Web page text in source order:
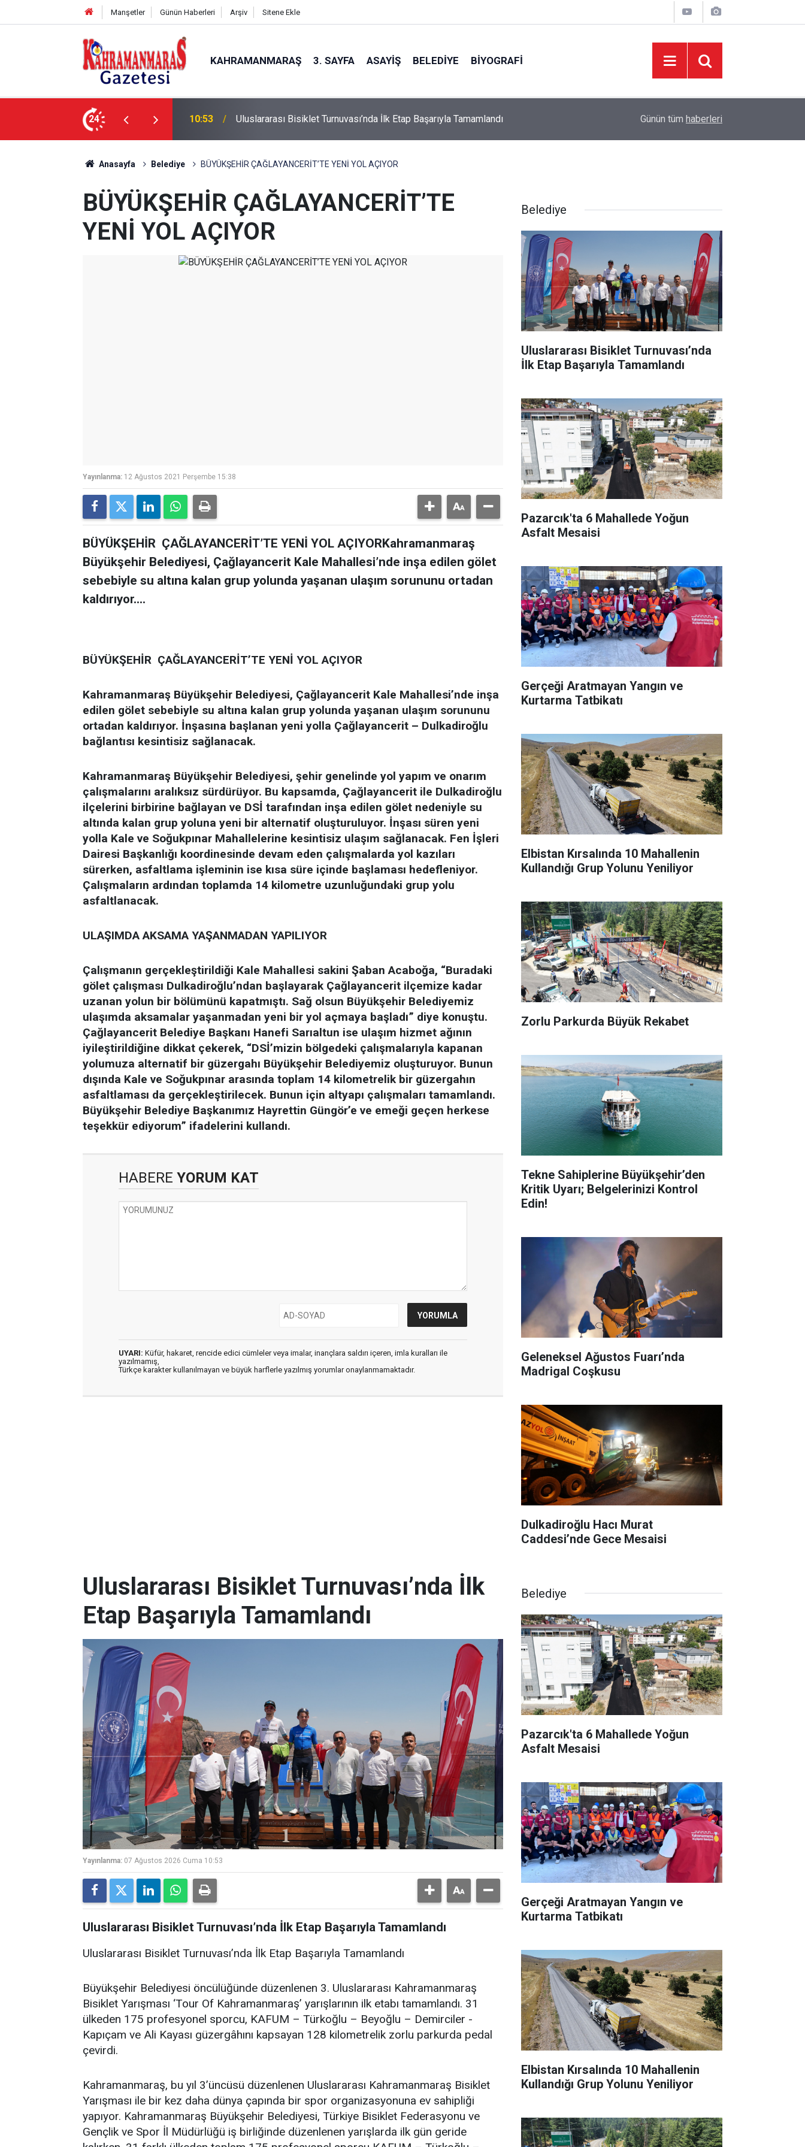
Manşetler Günün Haberleri Arşiv Sitene Ekle
KAHRAMANMARAŞ 3. SAYFA ASAYIŞ BELEDIYE BIYOGRAFI
24
İlk Etap Başarıyla Tamamlandı 10:09 Sonumuz Yakın mı? Sonumuz Yakın mı?
Günün tüm haberleri
Anasayfa Belediye BÜYÜKŞEHİR ÇAĞLAYANCERİT’TE YENİ YOL AÇIYOR
BÜYÜKŞEHİR ÇAĞLAYANCERİT’TE
YENİ YOL AÇIYOR
Yayınlanma: 12 Ağustos 2021 Perşembe 15:38
BÜYÜKŞEHİR ÇAĞLAYANCERİT’TE YENİ YOL AÇIYORKahramanmaraş
Büyükşehir Belediyesi, Çağlayancerit Kale Mahallesi’nde inşa edilen gölet
sebebiyle su altına kalan grup yolunda yaşanan ulaşım sorununu ortadan
kaldırıyor....
BÜYÜKŞEHİR ÇAĞLAYANCERİT’TE YENİ YOL AÇIYOR
Kahramanmaraş Büyükşehir Belediyesi, Çağlayancerit Kale Mahallesi’nde inşa
edilen gölet sebebiyle su altına kalan grup yolunda yaşanan ulaşım sorununu
ortadan kaldırıyor. İnşasına başlanan yeni yolla Çağlayancerit – Dulkadiroğlu
bağlantısı kesintisiz sağlanacak.
Kahramanmaraş Büyükşehir Belediyesi, şehir genelinde yol yapım ve onarım
çalışmalarını aralıksız sürdürüyor. Bu kapsamda, Çağlayancerit ile Dulkadiroğlu
ilçelerini birbirine bağlayan ve DSİ tarafından inşa edilen gölet nedeniyle su
altında kalan grup yoluna yeni bir alternatif oluşturuluyor. İnşası süren yeni
yolla Kale ve Soğukpınar Mahallelerine kesintisiz ulaşım sağlanacak. Fen İşleri
Dairesi Başkanlığı koordinesinde devam eden çalışmalarda yol kazıları
sürerken, asfaltlama işleminin ise kısa süre içinde başlaması hedefleniyor.
Çalışmaların ardından toplamda 14 kilometre uzunluğundaki grup yolu
asfaltlanacak.
ULAŞIMDA AKSAMA YAŞANMADAN YAPILIYOR
Çalışmanın gerçekleştirildiği Kale Mahallesi sakini Şaban Acaboğa, “Buradaki
gölet çalışması Dulkadiroğlu’ndan başlayarak Çağlayancerit ilçemize kadar
uzanan yolun bir bölümünü kapatmıştı. Sağ olsun Büyükşehir Belediyemiz
ulaşımda aksamalar yaşanmadan yeni bir yol açmaya başladı” diye konuştu.
Çağlayancerit Belediye Başkanı Hanefi Sarıaltun ise ulaşım hizmet ağının
iyileştirildiğine dikkat çekerek, “DSİ’mizin bölgedeki çalışmalarıyla kapanan
yolumuza alternatif bir güzergahı Büyükşehir Belediyemiz oluşturuyor. Bunun
dışında Kale ve Soğukpınar arasında toplam 14 kilometrelik bir güzergahın
asfaltlaması da gerçekleştirilecek. Bunun için altyapı çalışmaları tamamlandı.
Büyükşehir Belediye Başkanımız Hayrettin Güngör’e ve emeği geçen herkese
teşekkür ediyorum” ifadelerini kullandı.
HABERE YORUM KAT
UYARI: Küfür, hakaret, rencide edici cümleler veya imalar, inançlara saldırı içeren, imla kuralları ile
yazılmamış,
Türkçe karakter kullanılmayan ve büyük harflerle yazılmış yorumlar onaylanmamaktadır.
Belediye
Uluslararası Bisiklet Turnuvası’nda
İlk Etap Başarıyla Tamamlandı
Pazarcık'ta 6 Mahallede Yoğun
Asfalt Mesaisi
Gerçeği Aratmayan Yangın ve
Kurtarma Tatbikatı
Elbistan Kırsalında 10 Mahallenin
Kullandığı Grup Yolunu Yeniliyor
Zorlu Parkurda Büyük Rekabet
Tekne Sahiplerine Büyükşehir’den
Kritik Uyarı; Belgelerinizi Kontrol
Edin!
Geleneksel Ağustos Fuarı’nda
Madrigal Coşkusu
Dulkadiroğlu Hacı Murat
Caddesi’nde Gece Mesaisi
Uluslararası Bisiklet Turnuvası’nda İlk
Etap Başarıyla Tamamlandı
Yayınlanma: 07 Ağustos 2026 Cuma 10:53
Uluslararası Bisiklet Turnuvası’nda İlk Etap Başarıyla Tamamlandı
Uluslararası Bisiklet Turnuvası’nda İlk Etap Başarıyla Tamamlandı
Büyükşehir Belediyesi öncülüğünde düzenlenen 3. Uluslararası Kahramanmaraş
Bisiklet Yarışması ‘Tour Of Kahramanmaraş’ yarışlarının ilk etabı tamamlandı. 31
ülkeden 175 profesyonel sporcu, KAFUM – Türkoğlu – Beyoğlu – Demirciler -
Kapıçam ve Ali Kayası güzergâhını kapsayan 128 kilometrelik zorlu parkurda pedal
çevirdi.
Kahramanmaraş, bu yıl 3’üncüsü düzenlenen Uluslararası Kahramanmaraş Bisiklet
Yarışması ile bir kez daha dünya çapında bir spor organizasyonuna ev sahipliği
yapıyor. Kahramanmaraş Büyükşehir Belediyesi, Türkiye Bisiklet Federasyonu ve
Gençlik ve Spor İl Müdürlüğü iş birliğinde düzenlenen yarışlarda ilk gün geride
Belediye
Pazarcık'ta 6 Mahallede Yoğun
Asfalt Mesaisi
Gerçeği Aratmayan Yangın ve
Kurtarma Tatbikatı
Elbistan Kırsalında 10 Mahallenin
Kullandığı Grup Yolunu Yeniliyor